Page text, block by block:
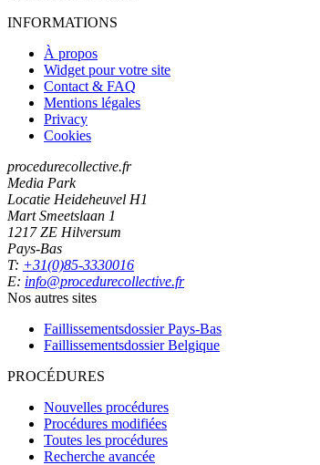
INFORMATIONS
À propos
Widget pour votre site
Contact & FAQ
Mentions légales
Privacy
Cookies
procedurecollective.fr
Media Park
Locatie Heideheuvel H1
Mart Smeetslaan 1
1217 ZE Hilversum
Pays-Bas
T: +31(0)85-3330016
E: info@procedurecollective.fr
Nos autres sites
Faillissementsdossier Pays-Bas
Faillissementsdossier Belgique
PROCÉDURES
Nouvelles procédures
Procédures modifiées
Toutes les procédures
Recherche avancée